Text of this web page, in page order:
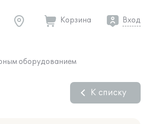
Корзина Вход
оборудованием
К списку